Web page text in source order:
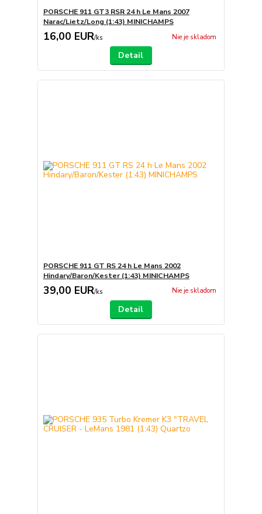
PORSCHE 911 GT3 RSR 24 h Le Mans 2007
Narac/Lietz/Long (1:43) MINICHAMPS
16,00 EUR/ks Nie je skladom
Detail
PORSCHE 911 GT RS 24 h Le Mans 2002
Hindary/Baron/Kester (1:43) MINICHAMPS
39,00 EUR/ks Nie je skladom
Detail